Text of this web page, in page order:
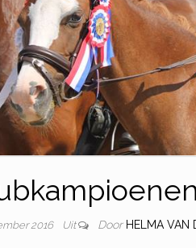
2016 Uit Door HELMA VAN